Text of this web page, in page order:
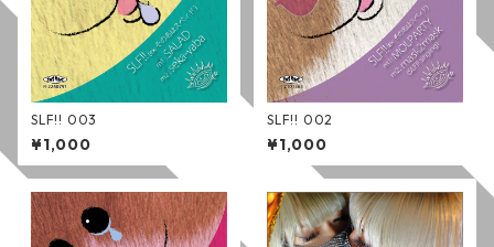
SLF!! 003
¥1,000
SLF!! 002
¥1,000